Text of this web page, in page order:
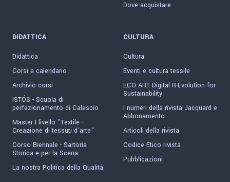
Dove acquistare
DIDATTICA
Didattica
Corsi a calendario
Archivio corsi
ISTÓS - Scuola di
perfezionamento di Calascio
Master I livello "Textile -
Creazione di tessuti d'arte"
Corso Biennale - Sartoria
Storica e per la Scena
La nostra Politica della Qualità
CULTURA
Cultura
Eventi e cultura tessile
ECO ART Digital R-Evolution for
Sustainability
I numeri della rivista Jacquard e
Abbonamento
Articoli della rivista
Codice Etico rivista
Pubblicazioni